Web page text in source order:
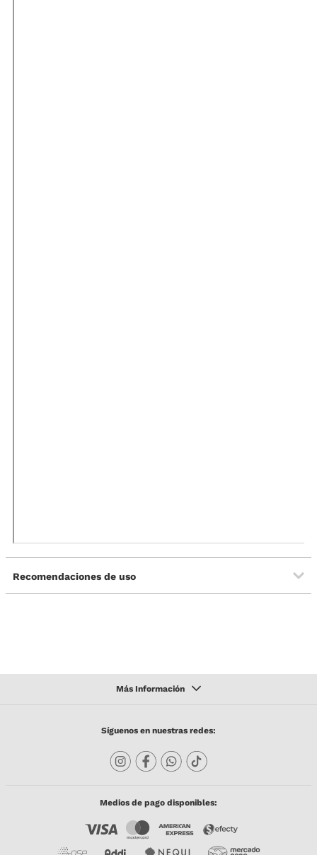
Recomendaciones de uso
Síguenos en nuestras redes:
Medios de pago disponibles: